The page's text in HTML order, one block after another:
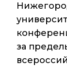
Центр
коллективного
пользования
Института
РАН (ЦКП
за